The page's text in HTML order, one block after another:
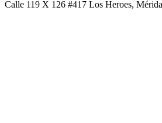
Calle 119 X 126 #417 Los Heroes,